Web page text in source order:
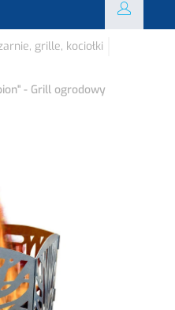
grille, kociołki
- Grill ogrodowy